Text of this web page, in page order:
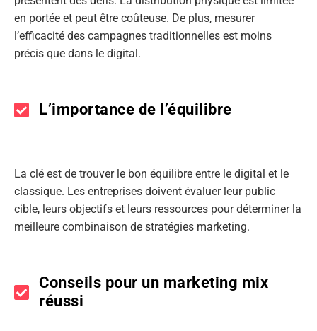
en portée et peut être coûteuse. De plus, mesurer
l’efficacité des campagnes traditionnelles est moins
précis que dans le digital.
L’importance de l’équilibre
La clé est de trouver le bon équilibre entre le digital et le
classique. Les entreprises doivent évaluer leur public
cible, leurs objectifs et leurs ressources pour déterminer la
meilleure combinaison de stratégies marketing.
Conseils pour un marketing mix
réussi